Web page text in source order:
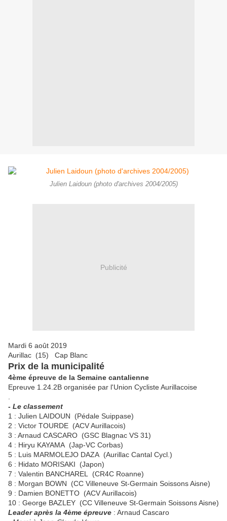
Julien Laidoun (photo d'archives 2004/2005)
Publicité
Mardi 6 août 2019
Aurillac (15) Cap Blanc
Prix de la municipalité
4ème épreuve de la Semaine cantalienne
Epreuve 1.24.2B organisée par l'Union Cycliste Aurillacoise
- Le classement
1 : Julien LAIDOUN (Pédale Suippase)
2 : Victor TOURDE (ACV Aurillacois)
3 : Arnaud CASCARO (GSC Blagnac VS 31)
4 : Hiryu KAYAMA (Jap-VC Corbas)
5 : Luis MARMOLEJO DAZA (Aurillac Cantal Cycl.)
6 : Hidato MORISAKI (Japon)
7 : Valentin BANCHAREL (CR4C Roanne)
8 : Morgan BOWN (CC Villeneuve St-Germain Soissons Aisne)
9 : Damien BONETTO (ACV Aurillacois)
10 : George BAZLEY (CC Villeneuve St-Germain Soissons Aisne)
Leader après la 4ème épreuve : Arnaud Cascaro